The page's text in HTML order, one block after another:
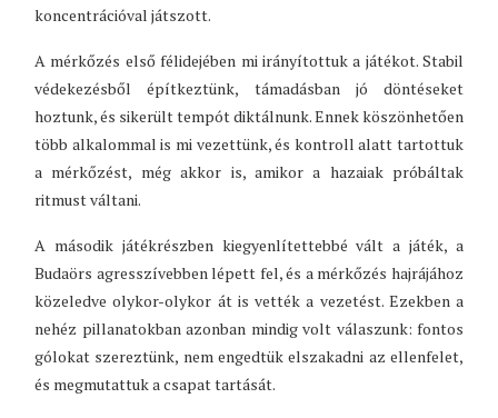
koncentrációval játszott.
A mérkőzés első félidejében mi irányítottuk a játékot. Stabil
védekezésből építkeztünk, támadásban jó döntéseket
hoztunk, és sikerült tempót diktálnunk. Ennek köszönhetően
több alkalommal is mi vezettünk, és kontroll alatt tartottuk
a mérkőzést, még akkor is, amikor a hazaiak próbáltak
ritmust váltani.
A második játékrészben kiegyenlítettebbé vált a játék, a
Budaörs agresszívebben lépett fel, és a mérkőzés hajrájához
közeledve olykor-olykor át is vették a vezetést. Ezekben a
nehéz pillanatokban azonban mindig volt válaszunk: fontos
gólokat szereztünk, nem engedtük elszakadni az ellenfelet,
és megmutattuk a csapat tartását.